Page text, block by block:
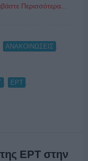
Περισσότερα...
ΑΝΑΚΟΙΝΩΣΕΙΣ
ΕΡΤ
ΕΡΤ στην